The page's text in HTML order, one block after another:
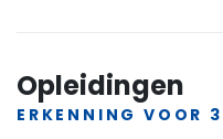
Opleidingen
ERKENNING VOOR